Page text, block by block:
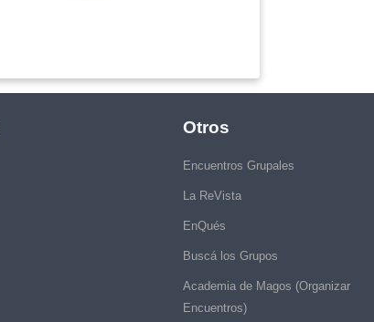
Otros
Encuentros Grupales
La ReVista
EnQués
Buscá los Grupos
Academia de Magos (Organizar
Encuentros)